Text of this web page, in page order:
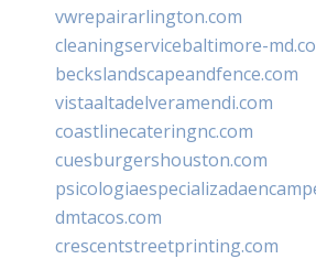
vwrepairarlington.com
cleaningservicebaltimore-
beckslandscapeandfence.com
vistaaltadelveramendi.com
coastlinecateringnc.com
cuesburgershouston.com
dmtacos.com
crescentstreetprinting.com